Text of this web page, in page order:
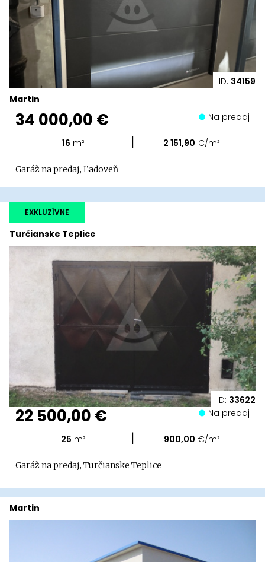
ID: 34159
Martin
34 000,00 € Na predaj
16 m² | 2 151,90 €/m²
Garáž na predaj, Ľadoveň
ID: 33622
Turčianske Teplice
EXKLUZÍVNE
22 500,00 € Na predaj
25 m² | 900,00 €/m²
Garáž na predaj, Turčianske Teplice
Martin